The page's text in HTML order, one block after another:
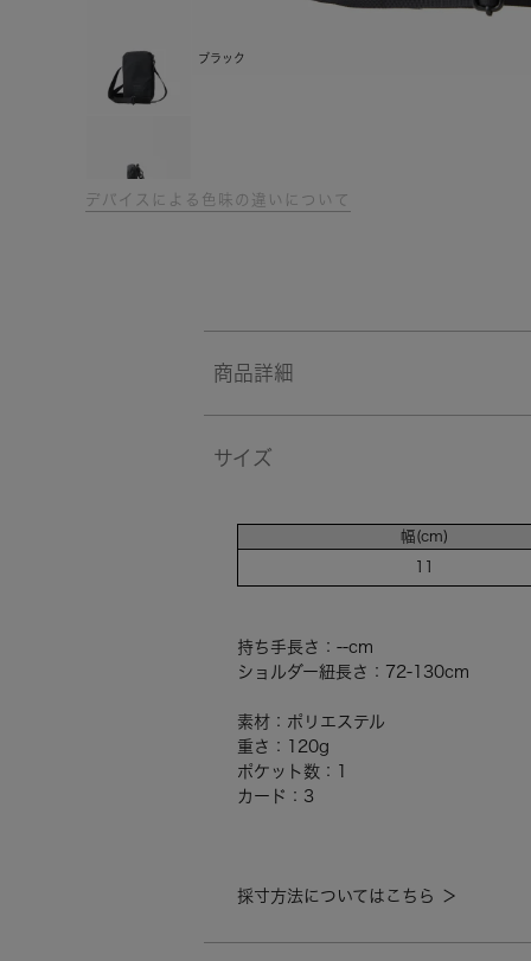
ブラック
デバイスによる色味の違いについて
商品詳細
サイズ
幅(cm)
11
持ち手長さ：--cm
ショルダー紐長さ：72-130cm
素材：ポリエステル
重さ：120g
ポケット数：1
カード：3
採寸方法についてはこちら ＞